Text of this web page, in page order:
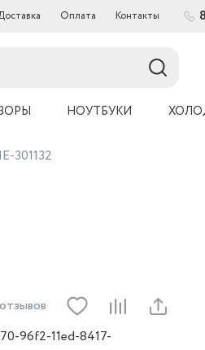
Оплата Контакты
НОУТБУКИ
301132
96f2-11ed-8417-